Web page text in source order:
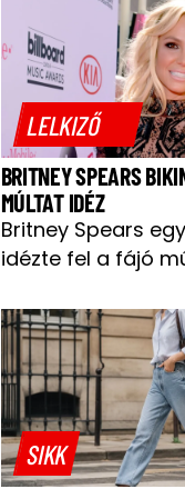
LELKIZŐ
BRITNEY SPEARS
MÚLTAT IDÉZ
Britney Spears
idézte fel a fájó
SIKK